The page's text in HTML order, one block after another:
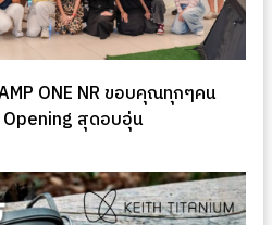
ONE NR ขอบคุณทุกๆคน
Opening สุดอบอุ่น